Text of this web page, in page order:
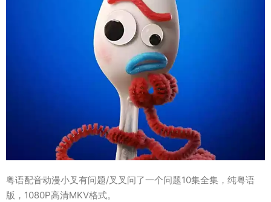
粤语配音动漫小叉有问题/叉叉问了一个问题10集全集，纯粤语
版，1080P高清MKV格式。